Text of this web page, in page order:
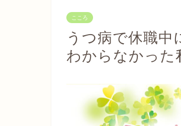
こころ
うつ病で休職中
わからなかった